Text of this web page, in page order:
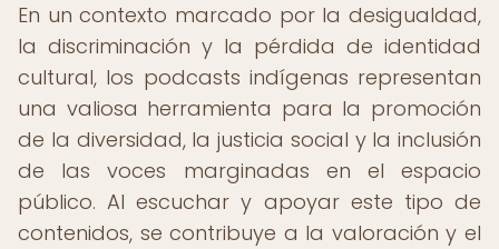
En un contexto marcado por la desigualdad,
la discriminación y la pérdida de identidad
cultural, los podcasts indígenas representan
una valiosa herramienta para la promoción
de la diversidad, la justicia social y la inclusión
de las voces marginadas en el espacio
público. Al escuchar y apoyar este tipo de
contenidos, se contribuye a la valoración y el